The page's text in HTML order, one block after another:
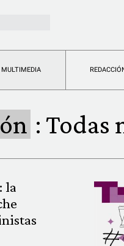
MULTIMEDIA
: Todas
la